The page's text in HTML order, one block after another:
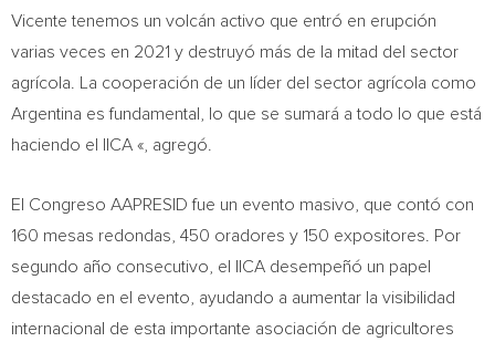
Vicente tenemos un volcán activo que entró en erupción
varias veces en 2021 y destruyó más de la mitad del sector
agrícola. La cooperación de un líder del sector agrícola como
Argentina es fundamental, lo que se sumará a todo lo que está
haciendo el IICA «, agregó.
El Congreso AAPRESID fue un evento masivo, que contó con
160 mesas redondas, 450 oradores y 150 expositores. Por
segundo año consecutivo, el IICA desempeñó un papel
destacado en el evento, ayudando a aumentar la visibilidad
internacional de esta importante asociación de agricultores